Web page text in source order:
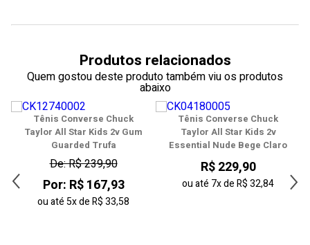
24
26
Produtos relacionados
Quem gostou deste produto também viu os produtos
abaixo
Tênis Converse Chuck
Taylor All Star Kids 2v Gum
Guarded Trufa
De: R$ 239,90
Por: R$ 167,93
ou até5xdeR$ 33,58
Tênis Converse Chuck
Taylor All Star Kids 2v
Essential Nude Bege Claro
R$ 229,90
ou até 7xdeR$ 32,84